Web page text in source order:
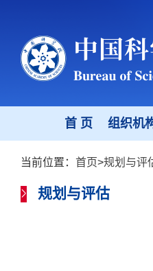
首 页 组织机
当前位置： 首页>规划与评
规划与评估